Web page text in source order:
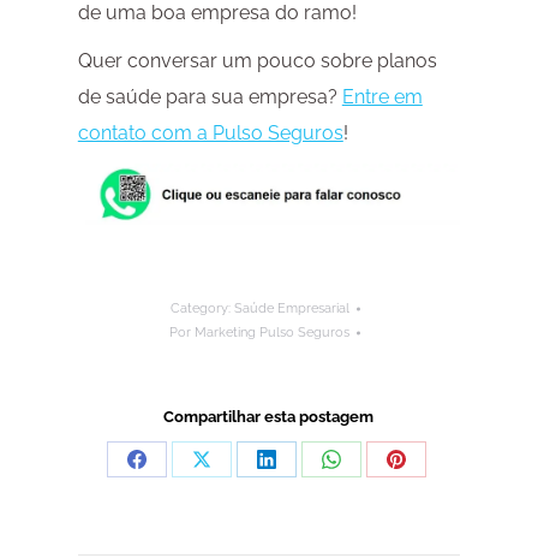
de uma boa empresa do ramo!
Quer conversar um pouco sobre planos
de saúde para sua empresa? Entre em
contato com a Pulso Seguros!
Category: Saúde Empresarial
Por Marketing Pulso Seguros
Compartilhar esta postagem
CompartilharCompartilharCompartilharCompartilharCompartilhar